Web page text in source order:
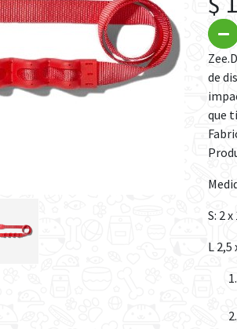
de
que
S: 2
L 2,5